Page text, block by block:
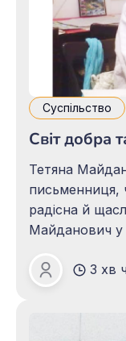
Суспільство
Світ добра
Тетяна
письменниця, член
радісна й
Майданович у
і злети. Вона
проблемами і
при поразках. Війнула на мене свіжим
подихом,
Зоя
3 хв